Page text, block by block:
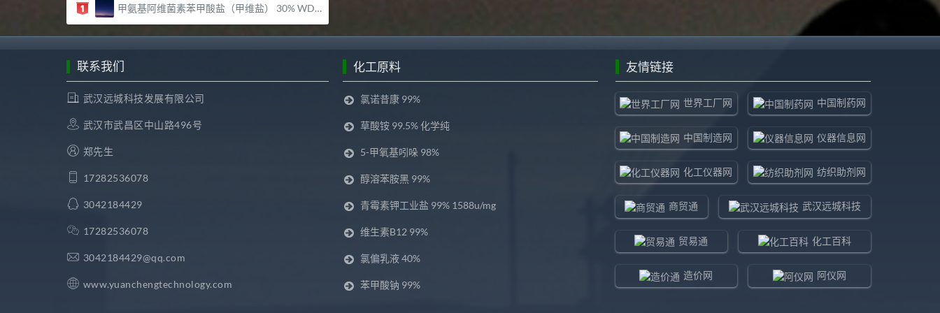
甲氨基阿维菌素苯甲酸盐（甲维盐） 30% WDG – 武汉远城科技发展有限公司
联系我们
武汉远城科技发展有限公司
武汉市武昌区中山路496号
郑先生
17282536078
3042184429
17282536078
3042184429@qq.com
www.yuanchengtechnology.com
化工原料
氯诺昔康 99%
草酸铵 99.5% 化学纯
5-甲氧基吲哚 98%
醇溶苯胺黑 99%
青霉素钾工业盐 99% 1588u/mg
维生素B12 99%
氯偏乳液 40%
苯甲酸钠 99%
友情链接
世界工厂网 中国制药网
中国制造网 仪器信息网
化工仪器网 纺织助剂网
商贸通 武汉远城科技
贸易通 化工百科
造价网 阿仪网